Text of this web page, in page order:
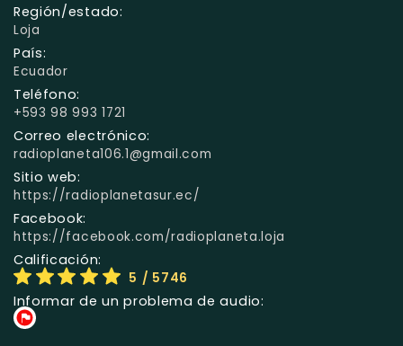
Región/estado:
Loja
País:
Ecuador
Teléfono:
+593 98 993 1721
Correo electrónico:
radioplaneta106.1@gmail.com
Sitio web:
https://radioplanetasur.ec/
Facebook:
https://facebook.com/radioplaneta.loja
Calificación:
5 / 5746
Informar de un problema de audio: